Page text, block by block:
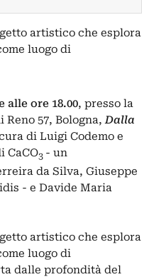
artistico che esplora
luogo di
alle ore 18.00, presso la
Reno 57, Bologna,Dalla
di Luigi Codemo e
CaCO3 - un
da Silva, Giuseppe
- e Davide Maria
artistico che esplora
luogo di
dalle profondità del